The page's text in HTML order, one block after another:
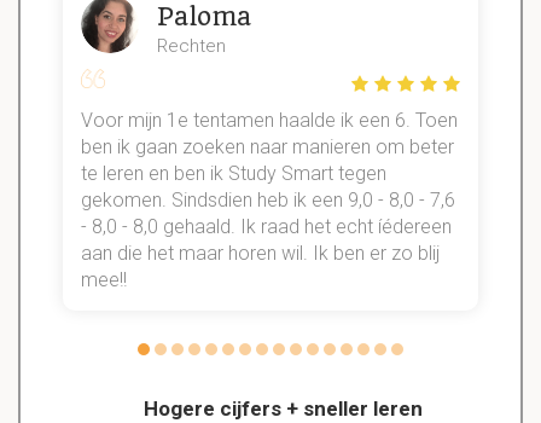
Hogere cijfers + sneller leren
Paloma
Rechten
Voor mijn 1e tentamen haalde ik een 6. Toen
ben ik gaan zoeken naar manieren om beter
te leren en ben ik Study Smart tegen
gekomen. Sindsdien heb ik een 9,0 - 8,0 - 7,6
- 8,0 - 8,0 gehaald. Ik raad het echt íédereen
aan die het maar horen wil. Ik ben er zo blij
mee!!